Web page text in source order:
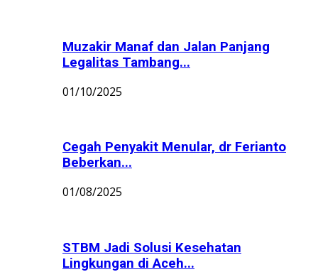
Muzakir Manaf dan Jalan Panjang
Legalitas Tambang...
01/10/2025
Cegah Penyakit Menular, dr Ferianto
Beberkan...
01/08/2025
STBM Jadi Solusi Kesehatan
Lingkungan di Aceh...